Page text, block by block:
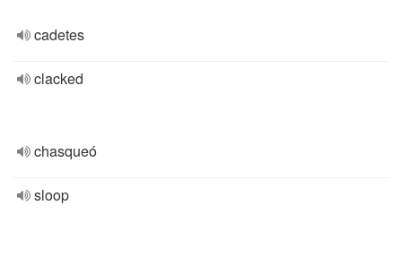
cadetes
clacked
chasqueó
sloop